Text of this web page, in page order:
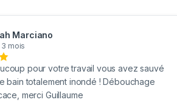
Marciano
3 mois
pour votre travail vous avez sauvé
bain totalement inondé ! Débouchage
merci Guillaume